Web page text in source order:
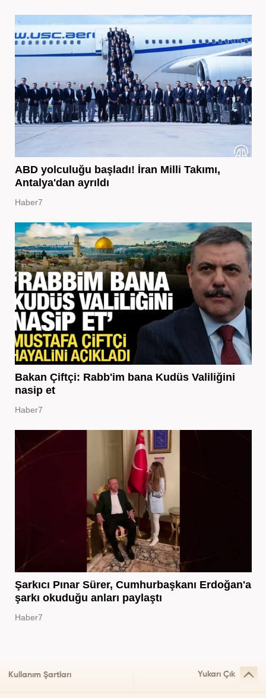
ABD yolculuğu başladı! İran Milli Takımı,
Antalya'dan ayrıldı
Haber7
Bakan Çiftçi: Rabb'im bana Kudüs Valiliğini
nasip et
Haber7
Şarkıcı Pınar Sürer, Cumhurbaşkanı Erdoğan'a
şarkı okuduğu anları paylaştı
Haber7
Kullanım Şartları Yukarı Çık